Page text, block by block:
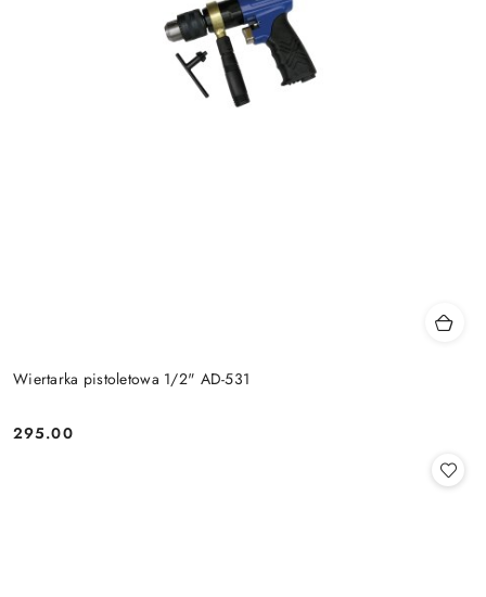
Wiertarka pistoletowa 1/2" AD-531
Cena:
295.00